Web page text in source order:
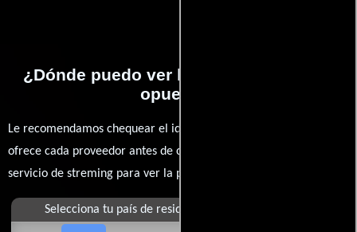
¿Dónde puedo ver la películas El sexo
opuesto?
Le recomendamos chequear el idioma, doblaje o subtítulos que
ofrece cada proveedor antes de comprar, alquilar o contratar un
servicio de streming para ver la películas.
Selecciona tu país de residencia